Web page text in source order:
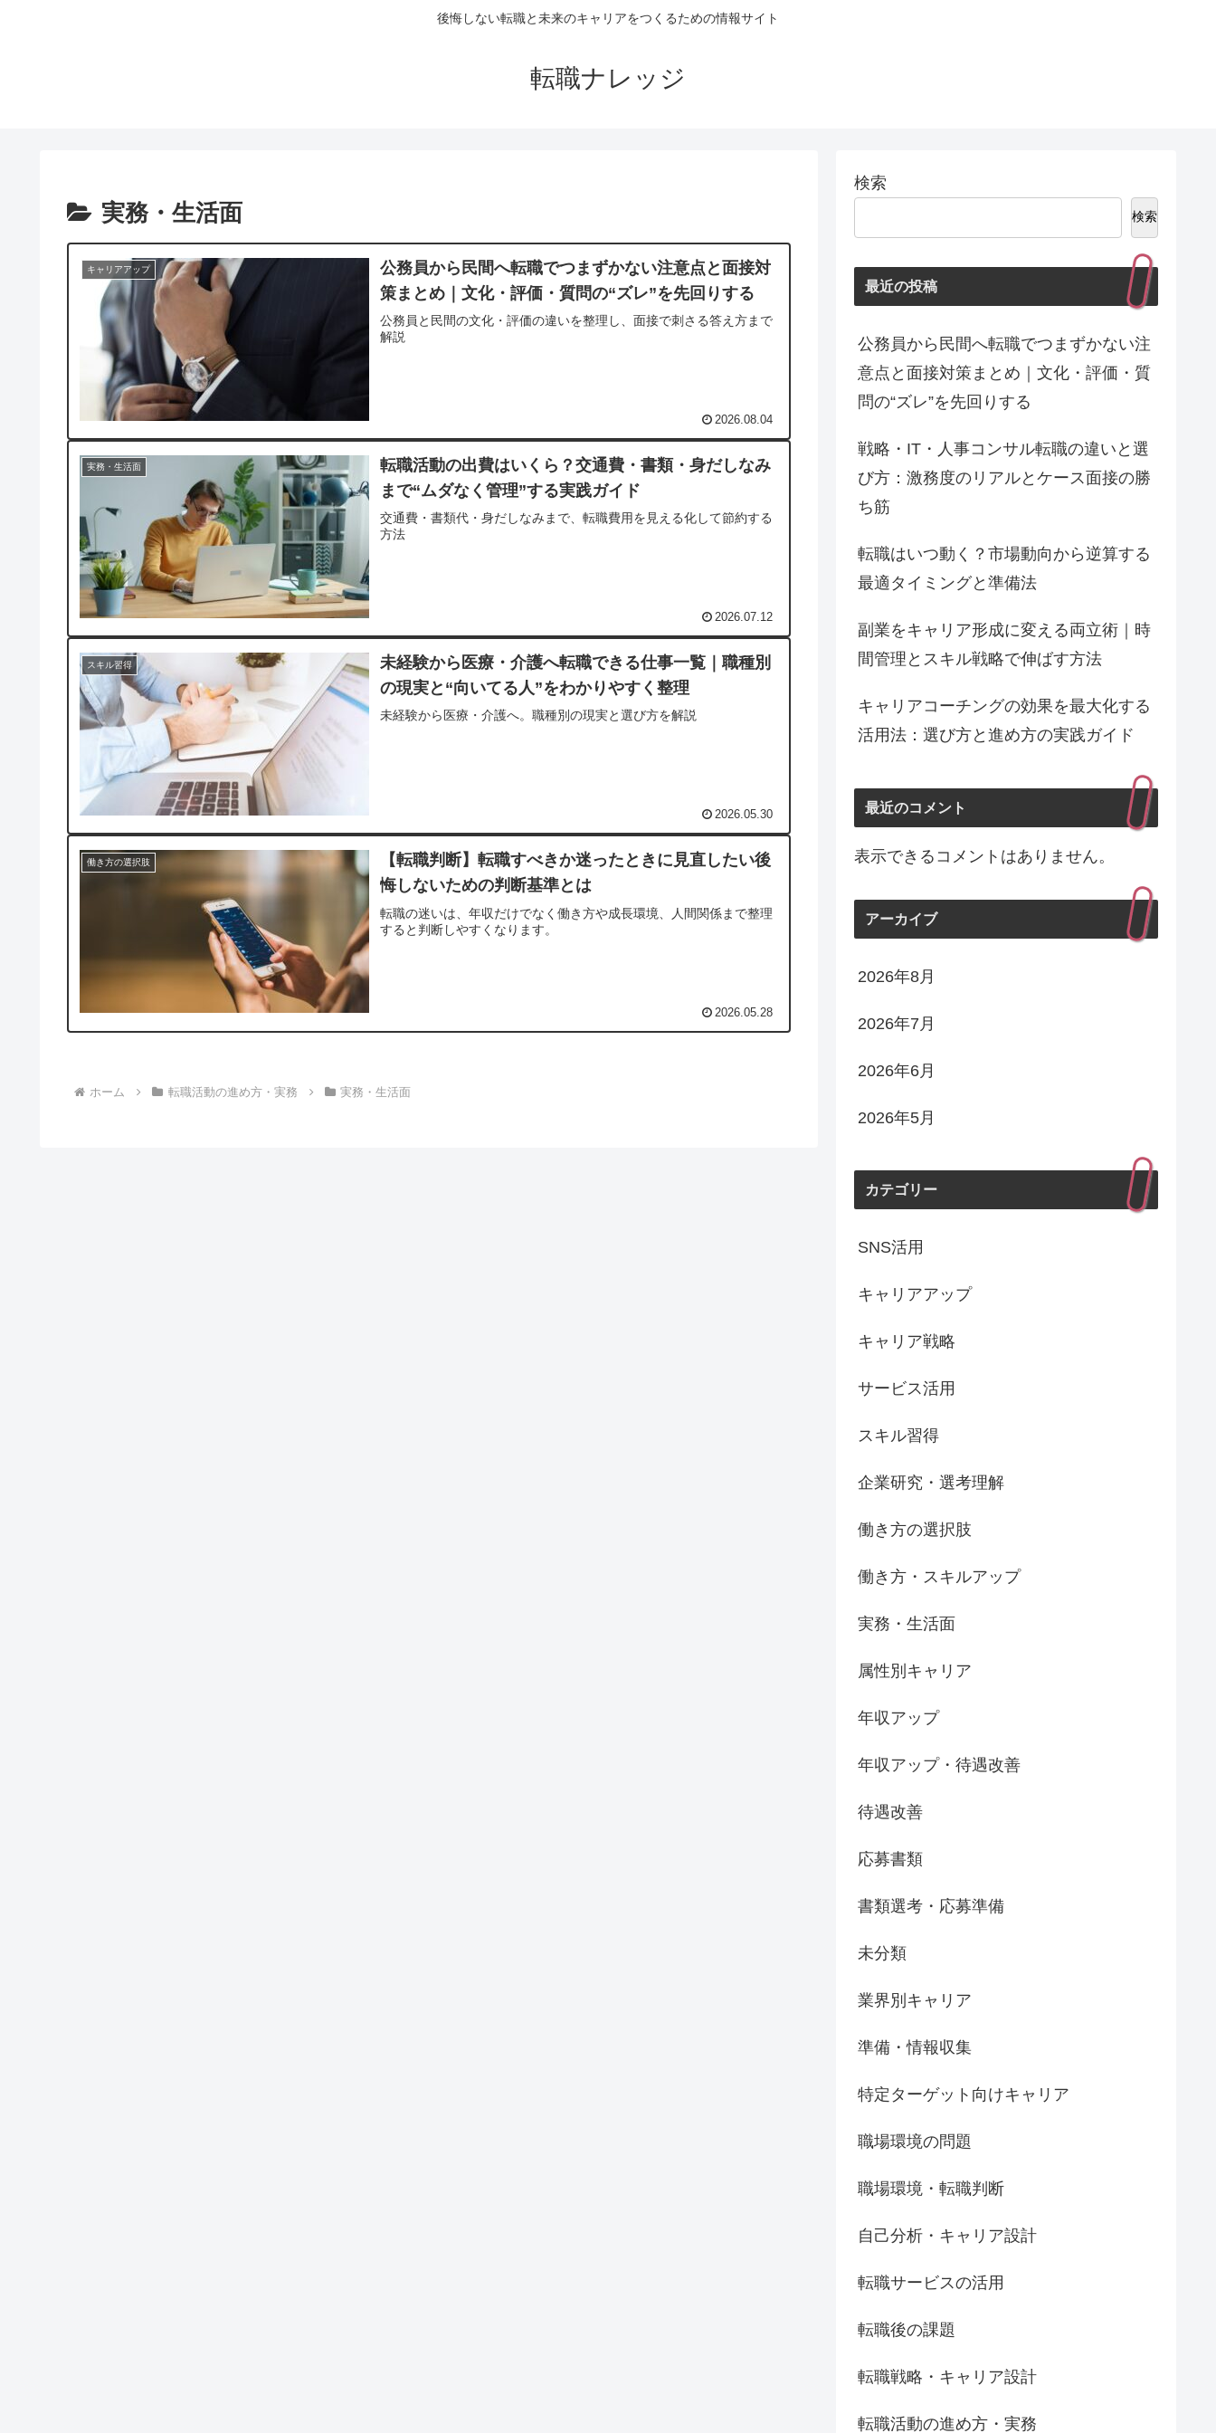
後悔しない転職と未来のキャリアをつくるための情報サイト
転職ナレッジ
実務・生活面
キャリアアップ
公務員から民間へ転職でつまずかない注意点と面接対
策まとめ｜文化・評価・質問の“ズレ”を先回りする
公務員と民間の文化・評価の違いを整理し、面接で刺さる答え方まで
解説
2026.08.04
実務・生活面
転職活動の出費はいくら？交通費・書類・身だしなみ
まで“ムダなく管理”する実践ガイド
交通費・書類代・身だしなみまで、転職費用を見える化して節約する
方法
2026.07.12
スキル習得
未経験から医療・介護へ転職できる仕事一覧｜職種別
の現実と“向いてる人”をわかりやすく整理
未経験から医療・介護へ。職種別の現実と選び方を解説
2026.05.30
働き方の選択肢
【転職判断】転職すべきか迷ったときに見直したい後
悔しないための判断基準とは
転職の迷いは、年収だけでなく働き方や成長環境、人間関係まで整理
すると判断しやすくなります。
2026.05.28
ホーム 転職活動の進め方・実務 実務・生活面
検索
検索
最近の投稿
公務員から民間へ転職でつまずかない注
意点と面接対策まとめ｜文化・評価・質
問の“ズレ”を先回りする
戦略・IT・人事コンサル転職の違いと選
び方：激務度のリアルとケース面接の勝
ち筋
転職はいつ動く？市場動向から逆算する
最適タイミングと準備法
副業をキャリア形成に変える両立術｜時
間管理とスキル戦略で伸ばす方法
キャリアコーチングの効果を最大化する
活用法：選び方と進め方の実践ガイド
最近のコメント
表示できるコメントはありません。
アーカイブ
2026年8月
2026年7月
2026年6月
2026年5月
カテゴリー
SNS活用
キャリアアップ
キャリア戦略
サービス活用
スキル習得
企業研究・選考理解
働き方の選択肢
働き方・スキルアップ
実務・生活面
属性別キャリア
年収アップ
年収アップ・待遇改善
待遇改善
応募書類
書類選考・応募準備
未分類
業界別キャリア
準備・情報収集
特定ターゲット向けキャリア
職場環境の問題
職場環境・転職判断
自己分析・キャリア設計
転職サービスの活用
転職後の課題
転職戦略・キャリア設計
転職活動の進め方・実務